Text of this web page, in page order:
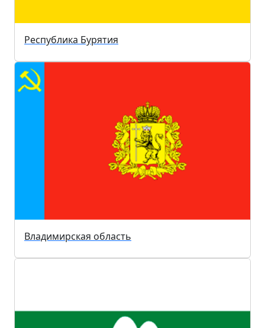
Республика Бурятия
Владимирская область